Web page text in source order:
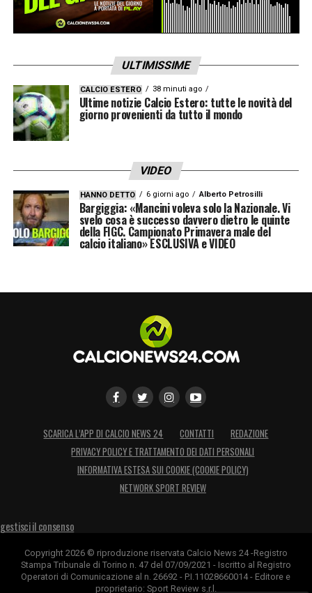
ULTIMISSIME
CALCIO ESTERO 38 minuti ago
Ultime notizie Calcio Estero: tutte le novità del
giorno provenienti da tutto il mondo
VIDEO
HANNO DETTO 6 giorni ago Alberto Petrosilli
Bargiggia: «Mancini voleva solo la Nazionale. Vi
svelo cosa è successo davvero dietro le quinte
della FIGC. Campionato Primavera male del
calcio italiano» ESCLUSIVA e VIDEO
SCARICA L’APP DI CALCIO NEWS 24 CONTATTI
REDAZIONE
PRIVACY POLICY E TRATTAMENTO DEI DATI PERSONALI
INFORMATIVA ESTESA SUI COOKIE (COOKIE POLICY)
NETWORK SPORT REVIEW
gestisci il consenso
Copyright 2026 © riproduzione riservata Calcio News 24 -Registro
Stampa Tribunale di Torino n. 47 del 07/09/2021 - Iscritto al Registro
Operatori di Comunicazione al n. 26692 - P.I.11028660014 - Editore e
proprietario: Sport Review s.r.l.